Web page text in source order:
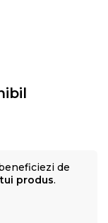
de
produs.